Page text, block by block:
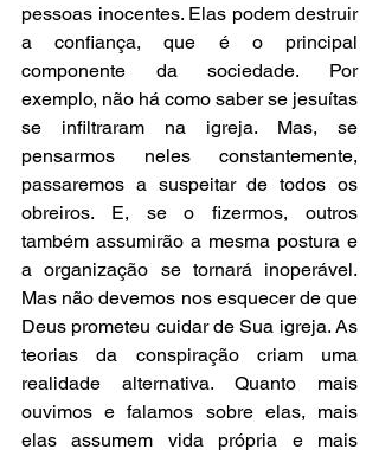
pessoas inocentes. Elas podem destruir
a confiança, que é o principal
componente da sociedade. Por
exemplo, não há como saber se jesuítas
se infiltraram na igreja. Mas, se
pensarmos neles constantemente,
passaremos a suspeitar de todos os
obreiros. E, se o fizermos, outros
também assumirão a mesma postura e
a organização se tornará inoperável.
Mas não devemos nos esquecer de que
Deus prometeu cuidar de Sua igreja. As
teorias da conspiração criam uma
realidade alternativa. Quanto mais
ouvimos e falamos sobre elas, mais
elas assumem vida própria e mais